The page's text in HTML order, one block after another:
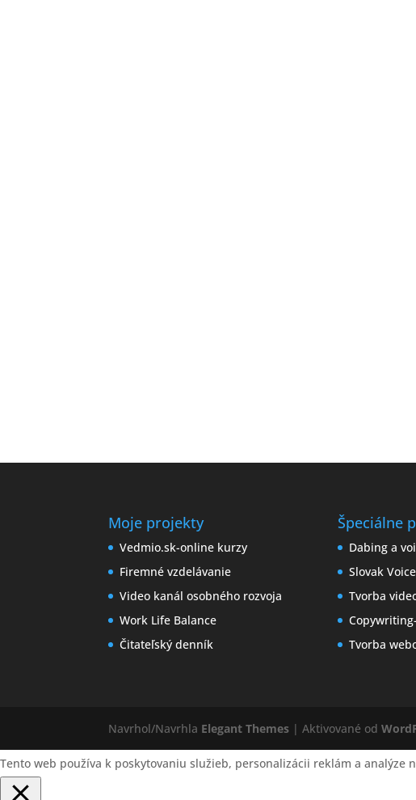
Moje projekty
Vedmio.sk-online kurzy
Firemné vzdelávanie
Video kanál osobného rozvoja
Work Life Balance
Čitateľský denník
Špeciálne
Dabing a
Slovak
Tvorba
Tvorba
Navrhol/Navrhla Elegant Themes | Aktivované od
Tento web používa k poskytovaniu služieb, personalizácii reklám a